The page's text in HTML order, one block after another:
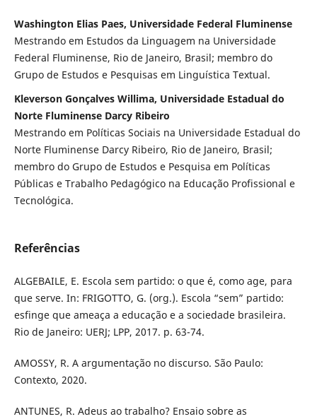
Washington Elias Paes, Universidade Federal Fluminense
Mestrando em Estudos da Linguagem na Universidade
Federal Fluminense, Rio de Janeiro, Brasil; membro do
Grupo de Estudos e Pesquisas em Linguística Textual.
Kleverson Gonçalves Willima, Universidade Estadual do
Norte Fluminense Darcy Ribeiro
Mestrando em Políticas Sociais na Universidade Estadual do
Norte Fluminense Darcy Ribeiro, Rio de Janeiro, Brasil;
membro do Grupo de Estudos e Pesquisa em Políticas
Públicas e Trabalho Pedagógico na Educação Profissional e
Tecnológica.
Referências
ALGEBAILE, E. Escola sem partido: o que é, como age, para
que serve. In: FRIGOTTO, G. (org.). Escola “sem” partido:
esfinge que ameaça a educação e a sociedade brasileira.
Rio de Janeiro: UERJ; LPP, 2017. p. 63-74.
AMOSSY, R. A argumentação no discurso. São Paulo:
Contexto, 2020.
ANTUNES, R. Adeus ao trabalho? Ensaio sobre as